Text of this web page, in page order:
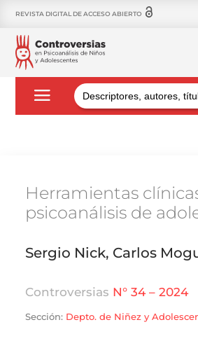
REVISTA DIGITAL DE ACCESO ABIERTO
Buscar:
Herramientas
psicoanálisis de
Sergio Nick, Carlos
Controversias N° 34 – 2024
Sección: Depto. de Niñez y